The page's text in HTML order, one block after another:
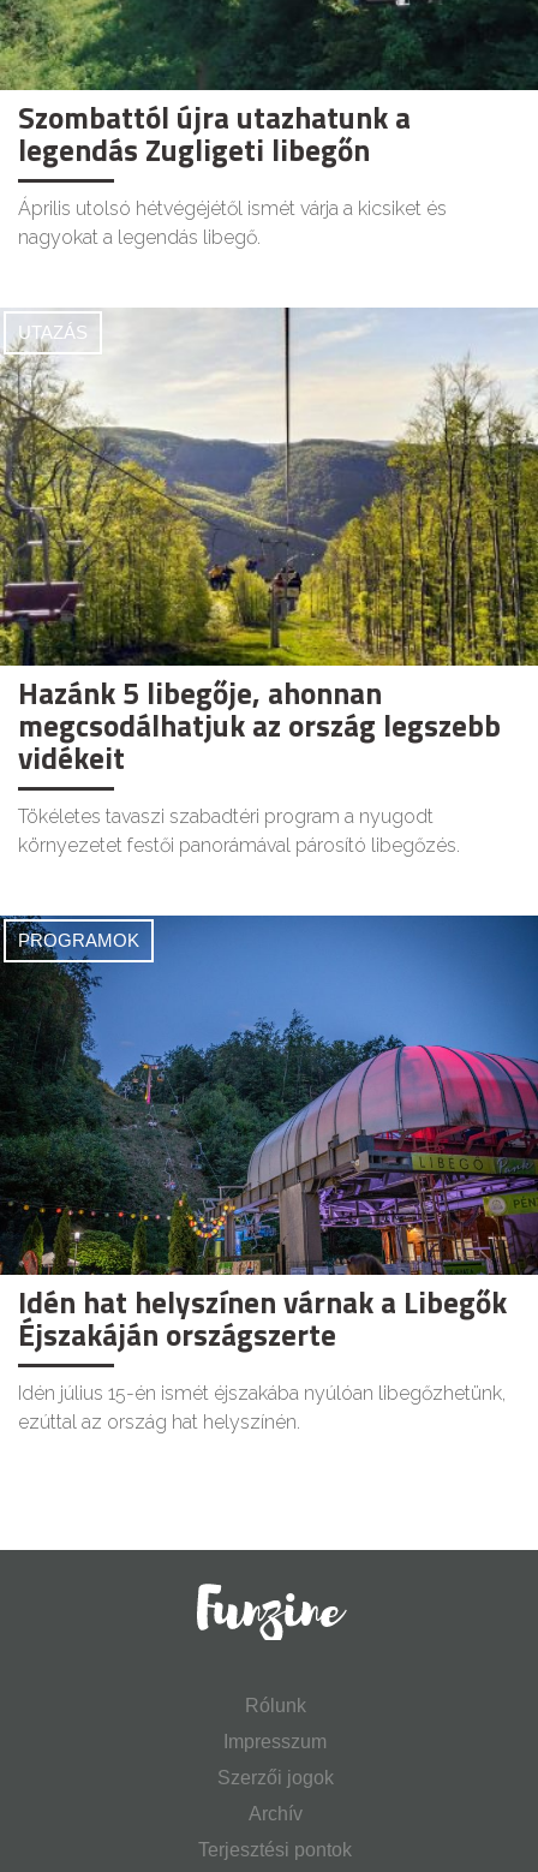
Szombattól újra utazhatunk a
legendás Zugligeti libegőn
Április utolsó hétvégéjétől ismét várja a kicsiket és
nagyokat a legendás libegő.
UTAZÁS
Hazánk 5 libegője, ahonnan
megcsodálhatjuk az ország legszebb
vidékeit
Tökéletes tavaszi szabadtéri program a nyugodt
környezetet festői panorámával párosító libegőzés.
PROGRAMOK
Idén hat helyszínen várnak a Libegők
Éjszakáján országszerte
Idén július 15-én ismét éjszakába nyúlóan libegőzhetünk,
ezúttal az ország hat helyszínén.
Rólunk
Impresszum
Szerzői jogok
Archív
Terjesztési pontok